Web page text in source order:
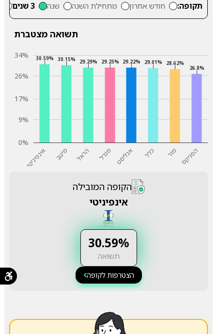
תקופה: חודש אחרון מתחילת השנה שנה 3 שנים
תשואה מצטברת
אינפיניטי מיטב הראל מגדל אנליסט כלל מור הפניקס
0%
9%
17%
26%
34% 30.59% 30.15% 29.29% 29.25% 29.22% 29.01% 28.62%
26.8%
הקופה המובילה
אינפיניטי
30.59%
תשואה
הצטרפות לקופה